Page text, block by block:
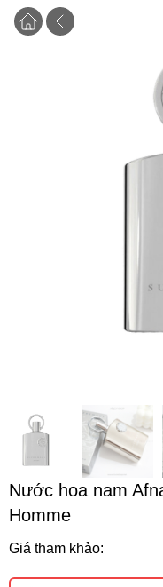
Nước hoa nam
Homme
Giá tham khảo: